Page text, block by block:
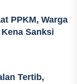
PPKM, Warga
Sanksi
Tertib,